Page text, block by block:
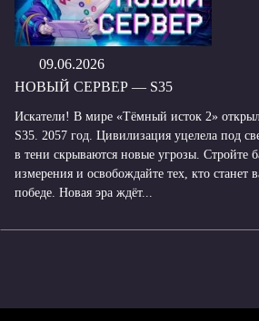
09.06.2026
НОВЫЙ СЕРВЕР — S35
Искатели! В мире «Тёмный исток 2»
S35. 2057 год. Цивилизация уцелела под
в тени скрываются новые угрозы. Стройте
измерения и освобождайте тех, кто
победе. Новая эра ждёт...